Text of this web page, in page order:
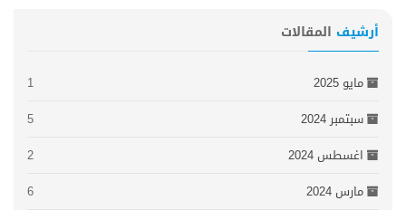
أرشيف المقالات
مايو 2025
1
سبتمبر 2024
5
اغسطس 2024
2
مارس 2024
6